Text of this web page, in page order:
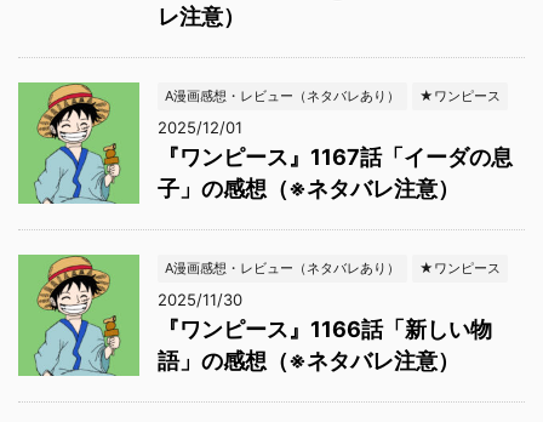
レ注意）
A漫画感想・レビュー（ネタバレあり） ★ワンピース
2025/12/01
『ワンピース』1167話「イーダの息
子」の感想（※ネタバレ注意）
A漫画感想・レビュー（ネタバレあり） ★ワンピース
2025/11/30
『ワンピース』1166話「新しい物
語」の感想（※ネタバレ注意）